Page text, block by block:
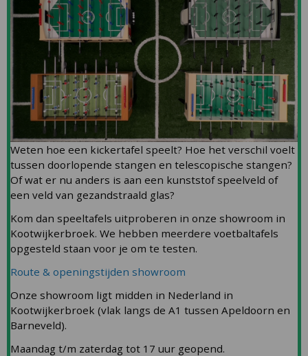
Weten hoe een kickertafel speelt? Hoe het verschil voelt
tussen doorlopende stangen en telescopische stangen?
Of wat er nu anders is aan een kunststof speelveld of
een veld van gezandstraald glas?
Kom dan speeltafels uitproberen in onze showroom in
Kootwijkerbroek. We hebben meerdere voetbaltafels
opgesteld staan voor je om te testen.
Route & openingstijden showroom
Onze showroom ligt midden in Nederland in
Kootwijkerbroek (vlak langs de A1 tussen Apeldoorn en
Barneveld).
Maandag t/m zaterdag tot 17 uur geopend.